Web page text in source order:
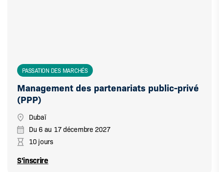
PASSATION DES MARCHÉS
Management des partenariats public-privé
(PPP)
Dubaï
Du 6au 17 décembre 2027
10 jours
S'inscrire